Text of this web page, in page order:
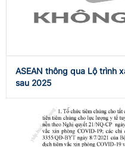
ASEAN thông qua Lộ trình
sau 2025